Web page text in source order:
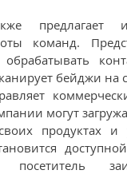
предлагает
команд.
бейджи на
могут
продуктах и
посетитель